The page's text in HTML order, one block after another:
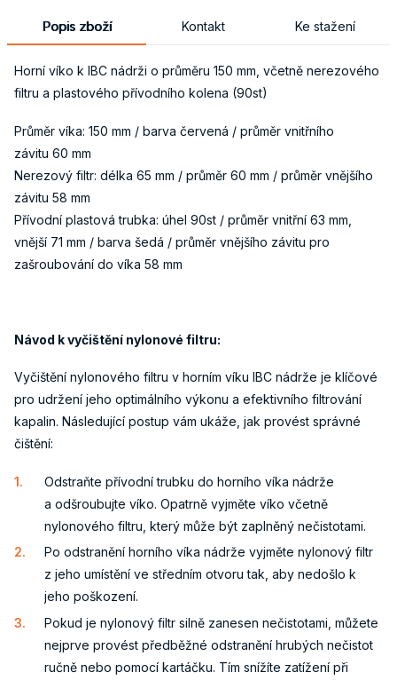
Popis zboží Kontakt Ke stažení
Horní víko k IBC nádrži o průměru 150 mm, včetně nerezového
filtru a plastového přívodního kolena (90st)
Průměr víka: 150 mm / barva červená / průměr vnitřního
závitu 60 mm
Nerezový filtr: délka 65 mm / průměr 60 mm / průměr vnějšího
závitu 58 mm
Přívodní plastová trubka: úhel 90st / průměr vnitřní 63 mm,
vnější 71 mm / barva šedá / průměr vnějšího závitu pro
zašroubování do víka 58 mm
Návod k vyčištění nylonové filtru:
Vyčištění nylonového filtru v horním víku IBC nádrže je klíčové
pro udržení jeho optimálního výkonu a efektivního filtrování
kapalin. Následující postup vám ukáže, jak provést správné
čištění:
Odstraňte přívodní trubku do horního víka nádrže
a odšroubujte víko. Opatrně vyjměte víko včetně
nylonového filtru, který může být zaplněný nečistotami.
Po odstranění horního víka nádrže vyjměte nylonový filtr
z jeho umístění ve středním otvoru tak, aby nedošlo k
jeho poškození.
Pokud je nylonový filtr silně zanesen nečistotami, můžete
nejprve provést předběžné odstranění hrubých nečistot
ručně nebo pomocí kartáčku. Tím snížíte zatížení při